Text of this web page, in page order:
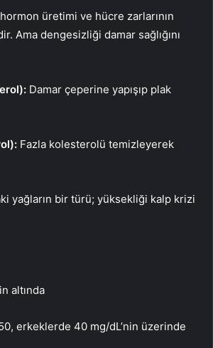
üretimi ve hücre zarlarının
Ama dengesizliği damar sağlığını
Damar çeperine yapışıp plak
Fazla kolesterolü temizleyerek
yağların bir türü; yüksekliği kalp krizi
altında
erkeklerde 40 mg/dL’nin üzerinde